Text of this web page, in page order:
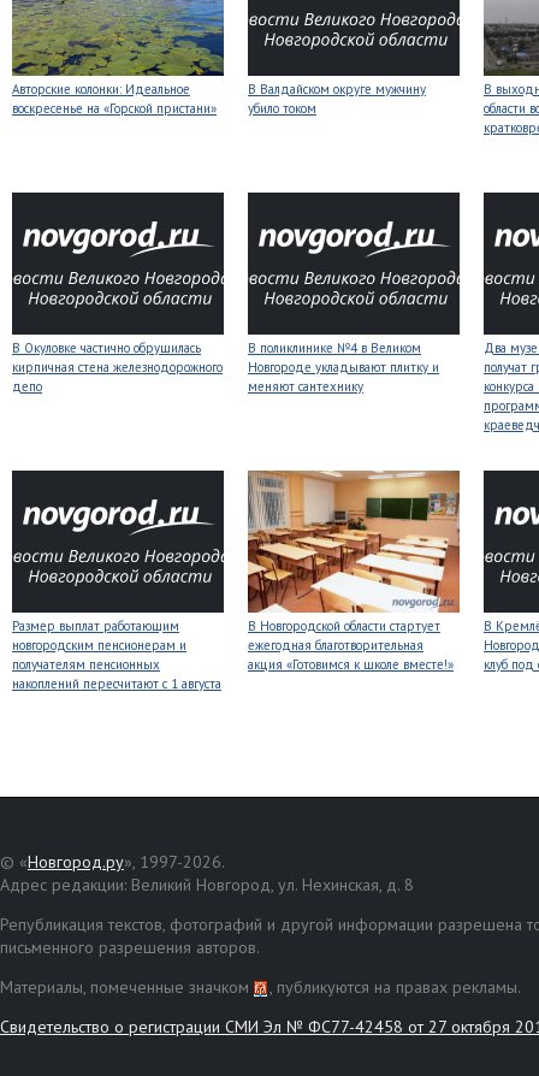
Авторские колонки: Идеальное
воскресенье на «Горской пристани»
В Валдайском округе мужчину
убило током
В
области
В Окуловке частично обрушилась
кирпичная стена железнодорожного
депо
В поликлинике №4 в Великом
Новгороде укладывают плитку и
меняют сантехнику
Два
получат
Размер выплат работающим
новгородским пенсионерам и
получателям пенсионных
накоплений пересчитают с 1 августа
В Новгородской области стартует
ежегодная благотворительная
акция «Готовимся к школе вместе!»
В
клуб
© «Новгород.ру», 1997-2026.
Адрес редакции: Великий Новгород, ул. Нехинская, д. 8
Републикация текстов, фотографий и другой информации разрешена
письменного разрешения авторов.
Материалы, помеченные значком
, публикуются на правах рекламы.
Свидетельство о регистрации СМИ Эл № ФС77-42458 от 27 октября